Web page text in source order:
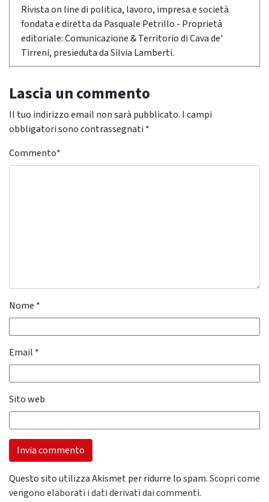
Rivista on line di politica, lavoro, impresa e società
fondata e diretta da Pasquale Petrillo - Proprietà
editoriale: Comunicazione & Territorio di Cava de'
Tirreni, presieduta da Silvia Lamberti.
Lascia un commento
Il tuo indirizzo email non sarà pubblicato. I campi
obbligatori sono contrassegnati *
Commento*
Nome *
Email *
Sito web
Questo sito utilizza Akismet per ridurre lo spam.Scopri come
vengono elaborati i dati derivati dai commenti.